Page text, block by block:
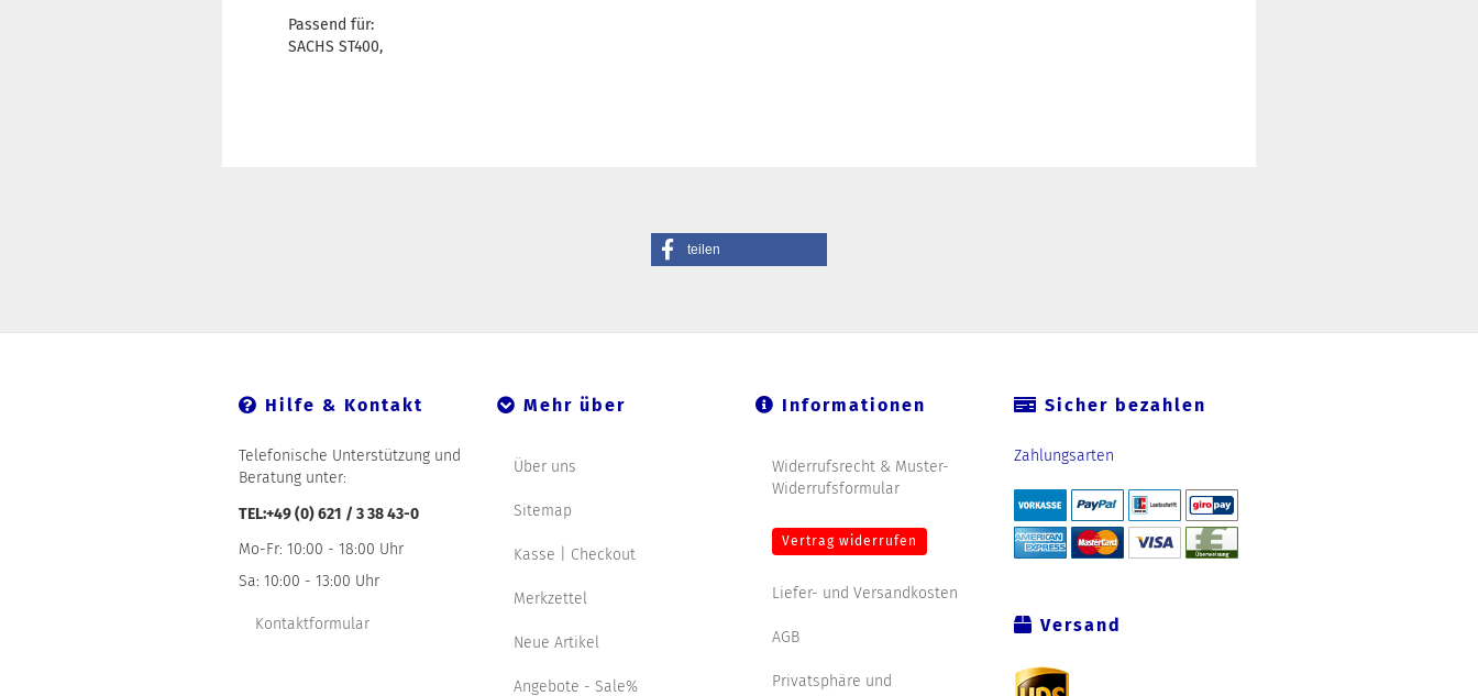
Passend für:
SACHS ST400,
teilen
Hilfe & Kontakt
Telefonische Unterstützung und
Beratung unter:
TEL:+49 (0) 621 / 3 38 43-0
Mo-Fr: 10:00 - 18:00 Uhr
Sa: 10:00 - 13:00 Uhr
Kontaktformular
Mehr über
Über uns
Sitemap
Kasse | Checkout
Merkzettel
Neue Artikel
Angebote - Sale%
Informationen
Widerrufsrecht & Muster-
Widerrufsformular
Vertrag widerrufen
Liefer- und Versandkosten
AGB
Privatsphäre und
Sicher bezahlen
Zahlungsarten
Versand